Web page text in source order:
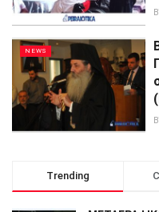
NEWS
Trending